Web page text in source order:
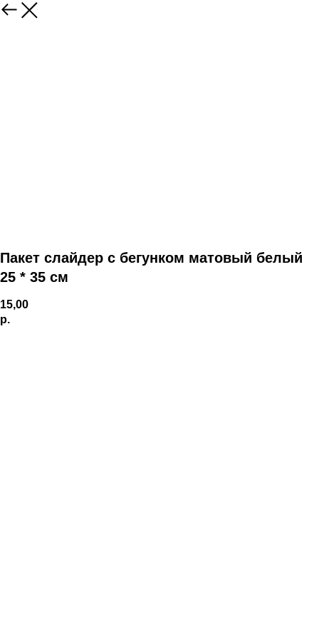
Пакет слайдер с бегунком матовый белый
25 * 35 см
15,00
р.